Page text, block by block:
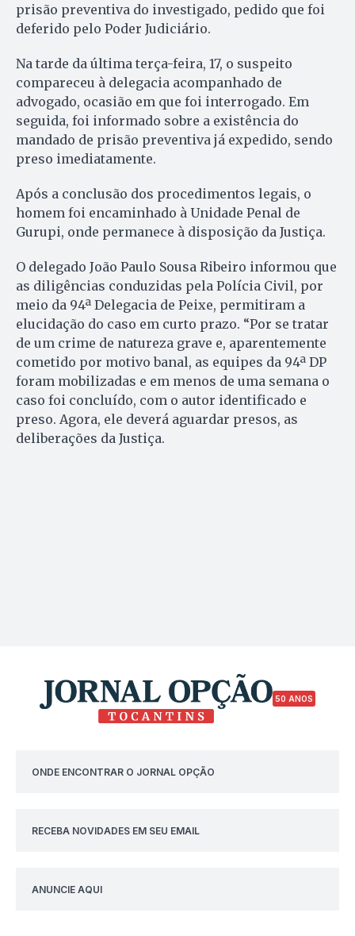
prisão preventiva do investigado, pedido que foi
deferido pelo Poder Judiciário.
Na tarde da última terça-feira, 17, o suspeito
compareceu à delegacia acompanhado de
advogado, ocasião em que foi interrogado. Em
seguida, foi informado sobre a existência do
mandado de prisão preventiva já expedido, sendo
preso imediatamente.
Após a conclusão dos procedimentos legais, o
homem foi encaminhado à Unidade Penal de
Gurupi, onde permanece à disposição da Justiça.
O delegado João Paulo Sousa Ribeiro informou que
as diligências conduzidas pela Polícia Civil, por
meio da 94ª Delegacia de Peixe, permitiram a
elucidação do caso em curto prazo. “Por se tratar
de um crime de natureza grave e, aparentemente
cometido por motivo banal, as equipes da 94ª DP
foram mobilizadas e em menos de uma semana o
caso foi concluído, com o autor identificado e
preso. Agora, ele deverá aguardar presos, as
deliberações da Justiça.
50 ANOS
ONDE ENCONTRAR O JORNAL OPÇÃO
RECEBA NOVIDADES EM SEU EMAIL
ANUNCIE AQUI